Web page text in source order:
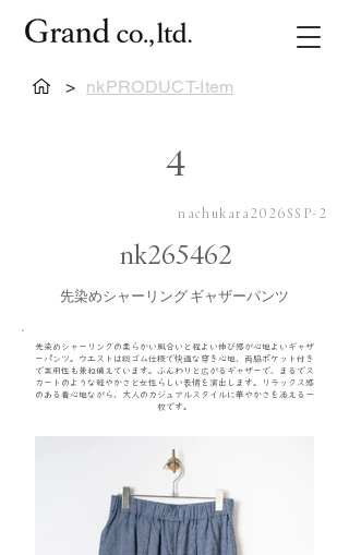
> nkPRODUCT-Item
4
nachukara2026SSP-2
nk265462
先染めシャーリング ギャザーパンツ
先染めシャーリングの柔らかい風合いと程よい伸び感が心地よいギャザ
ーパンツ。ウエストは総ゴム仕様で快適な穿き心地、両脇ポケット付き
で実用性も兼ね備えています。ふんわりと広がるギャザーで、まるでス
カートのような軽やかさと女性らしい表情を演出します。リラックス感
のある着心地ながら、大人のカジュアルスタイルに華やかさを添える一
枚です。